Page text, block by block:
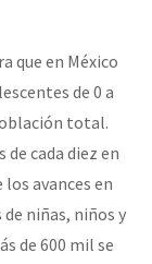
que en México
de 0 a
total.
cada diez en
avances en
niñas, niños y
de 600 mil se